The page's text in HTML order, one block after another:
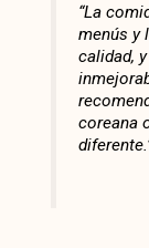
“La
menús y
calidad,
coreana